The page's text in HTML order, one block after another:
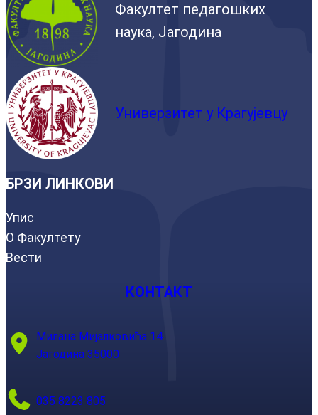
Факултет педагошких
наука, Јагодина
Универзитет у Крагујевцу
БРЗИ ЛИНКОВИ
Упис
О Факултету
Вести
КОНТАКТ
Милана Мијалковића 14
Јагодина 35000
035 8223 805